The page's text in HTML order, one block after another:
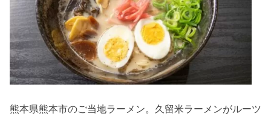
熊本県熊本市のご当地ラーメン。久留米ラーメンがルーツ